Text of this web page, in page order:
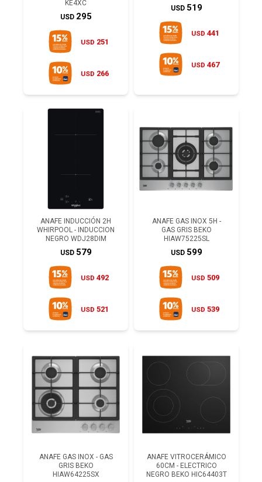
KE4XC
USD 295
USD 251
USD 266
USD 519
USD 441
USD 467
ANAFE INDUCCIÓN 2H
WHIRPOOL - INDUCCION
NEGRO WDJ28DIM
USD 579
USD 492
USD 521
ANAFE GAS INOX 5H -
GAS GRIS BEKO
HIAW75225SL
USD 599
USD 509
USD 539
ANAFE GAS INOX - GAS
GRIS BEKO
HIAW64225SX
ANAFE VITROCERÁMICO
60CM - ELECTRICO
NEGRO BEKO HIC64403T